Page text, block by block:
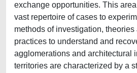
exchange opportunities. This
vast repertoire of cases to
methods of investigation,
practices to understand and
agglomerations and architectural
territories are characterized by a